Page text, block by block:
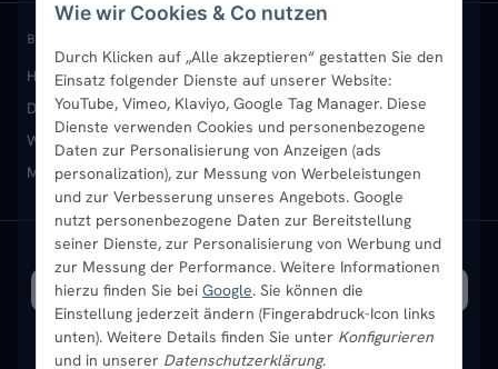
Wie wir Cookies & Co nutzen
Durch Klicken auf „Alle akzeptieren“ gestatten Sie den
Einsatz folgender Dienste auf unserer Website:
YouTube, Vimeo, Klaviyo, Google Tag Manager. Diese
Dienste verwenden Cookies und personenbezogene
Daten zur Personalisierung von Anzeigen (ads
personalization), zur Messung von Werbeleistungen
und zur Verbesserung unseres Angebots. Google
nutzt personenbezogene Daten zur Bereitstellung
seiner Dienste, zur Personalisierung von Werbung und
zur Messung der Performance. Weitere Informationen
hierzu finden Sie bei Google. Sie können die
Einstellung jederzeit ändern (Fingerabdruck-Icon links
unten). Weitere Details finden Sie unter Konfigurieren
und in unserer Datenschutzerklärung.
Paneelheizkörper
Vertikal-Heizkörper
Heizkörper-Zubehör
Rückgabe & Widerruf
Garantie & Gewährleistung
Montageservice vor Ort
Sendung verfolgen
Standort & Abholung Jüchen
B2B-Kunden
Karriere
Ratgeber
Bestpreisgarantie
Anmelden / Mein Konto
Merkliste
Newsletter
Aktuelle Angebote
BELIEBTE KATEGORIEN
Heizkörper kaufenBadheizkörperHandtuchheizkörper
Design-HeizkörperPaneelheizkörperVertikal-Heizkörper
Wandheizkörper Wohnraum-Heizkörper Badheizkörper Schwarz
Mischbetrieb-HeizkörperHeizkörper-ZubehörAktuelle Angebote
SICHERE ZAHLUNG VERSAND MIT